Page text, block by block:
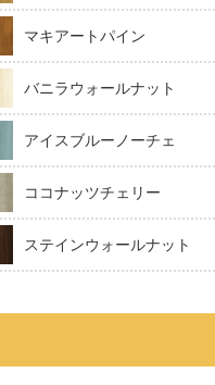
マキアートパイン
バニラウォールナット
アイスブルーノーチェ
ココナッツチェリー
ステインウォールナット